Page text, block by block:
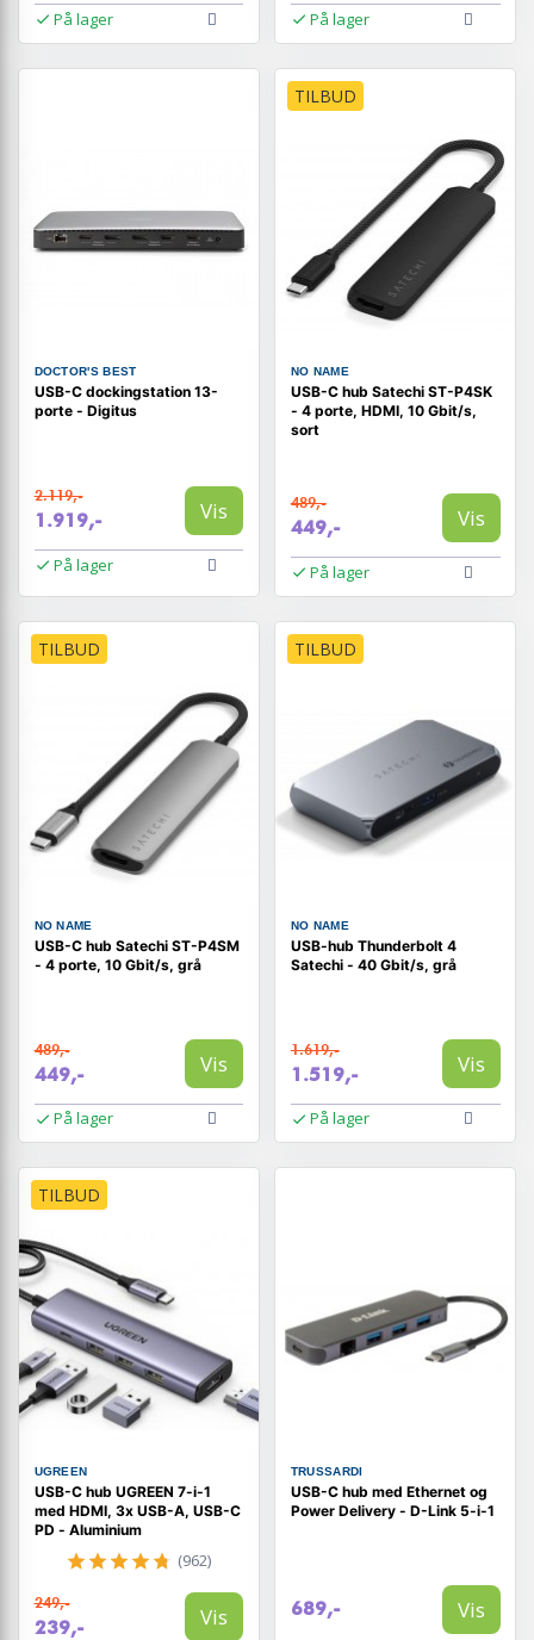
På lager På lager
DOCTOR'S BEST
USB-C dockingstation 13-
porte - Digitus
2.119,-
1.919,- Vis
På lager
TILBUD
NO NAME
USB-C hub Satechi ST-P4SK
- 4 porte, HDMI, 10 Gbit/s,
sort
489,-
449,- Vis
På lager
TILBUD
NO NAME
USB-C hub Satechi ST-P4SM
- 4 porte, 10 Gbit/s, grå
489,-
449,- Vis
På lager
TILBUD
NO NAME
USB-hub Thunderbolt 4
Satechi - 40 Gbit/s, grå
1.619,-
1.519,- Vis
På lager
TILBUD
UGREEN
USB-C hub UGREEN 7-i-1
med HDMI, 3x USB-A, USB-C
PD - Aluminium
(962)
249,-
239,- Vis
TRUSSARDI
USB-C hub med Ethernet og
Power Delivery - D-Link 5-i-1
689,- Vis